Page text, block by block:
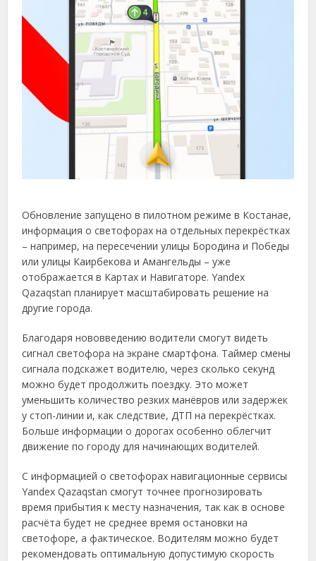
Обновление запущено в пилотном режиме в Костанае,
информация о светофорах на отдельных перекрёстках
– например, на пересечении улицы Бородина и Победы
или улицы Каирбекова и Амангельды – уже
отображается в Картах и Навигаторе. Yandex
Qazaqstan планирует масштабировать решение на
другие города.
Благодаря нововведению водители смогут видеть
сигнал светофора на экране смартфона. Таймер смены
сигнала подскажет водителю, через сколько секунд
можно будет продолжить поездку. Это может
уменьшить количество резких манёвров или задержек
у стоп-линии и, как следствие, ДТП на перекрёстках.
Больше информации о дорогах особенно облегчит
движение по городу для начинающих водителей.
С информацией о светофорах навигационные сервисы
Yandex Qazaqstan смогут точнее прогнозировать
время прибытия к месту назначения, так как в основе
расчёта будет не среднее время остановки на
светофоре, а фактическое. Водителям можно будет
рекомендовать оптимальную допустимую скорость